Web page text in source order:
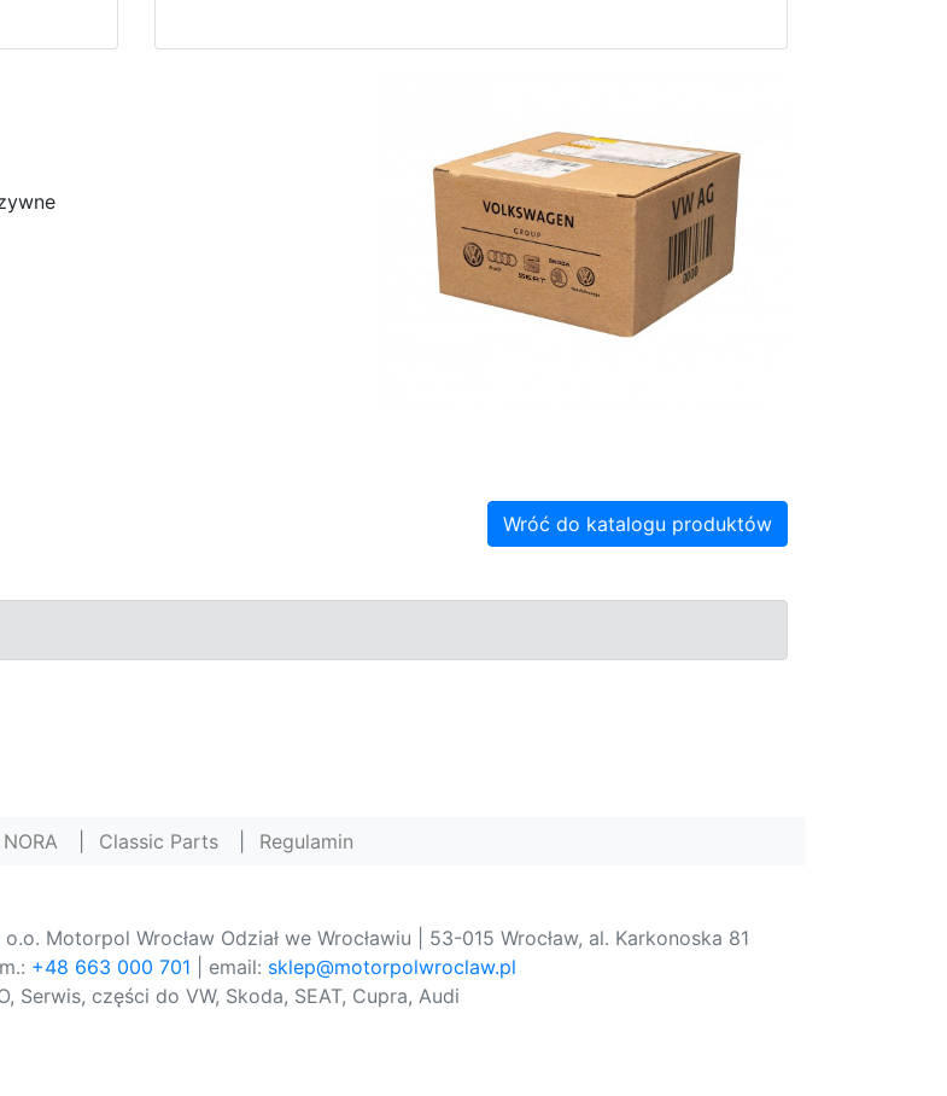
Wróć do katalogu produktów
Classic Parts Regulamin
Motorpol Wrocław Odział we Wrocławiu | 53-015 Wrocław, al. Karkonoska 81
+48 663 000 701 | email: sklep@motorpolwroclaw.pl
Serwis, części do VW, Skoda, SEAT, Cupra, Audi